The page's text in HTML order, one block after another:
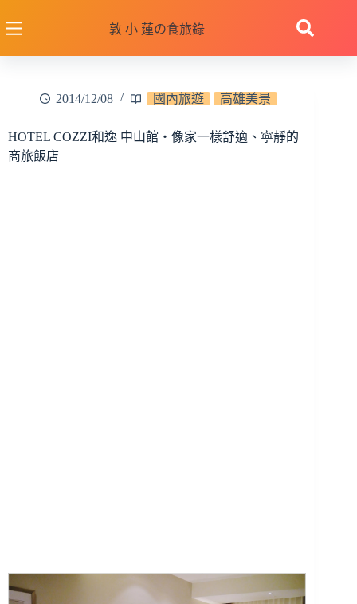
至
敦 小 蓮の食旅錄
2014/12/08 國內旅遊 高雄美景
HOTEL COZZI和逸 中山館‧像家一樣舒適、寧靜的
商旅飯店